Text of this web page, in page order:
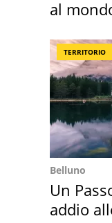
al
TERRITORIO
Belluno
Un
addio